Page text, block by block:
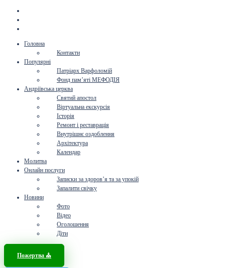
Головна
Контакти
Популярні
Патріарх Варфоломій
Фонд пам’яті МЕФОДІЯ
Андріївська церква
Святий апостол
Віртуальна екскурсія
Історія
Ремонт і реставрація
Внутрішнє оздоблення
Архітектура
Календар
Молитва
Онлайн послуги
Записки за здоров’я та за упокій
Запалити свічку
Новини
Фото
Відео
Оголошення
Діти
Пожертва ⛪️